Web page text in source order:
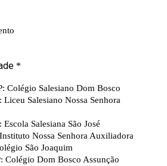
*
Colégio Salesiano Dom Bosco
Liceu Salesiano Nossa Senhora
Salesiana São José
Nossa Senhora Auxiliadora
São Joaquim
Colégio Dom Bosco Assunção